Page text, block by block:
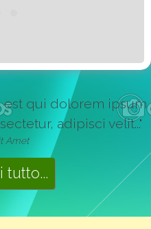
qui dolorem ipsum
adipisci velit..."
Amet